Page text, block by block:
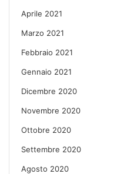
Aprile 2021
Marzo 2021
Febbraio 2021
Gennaio 2021
Dicembre 2020
Novembre 2020
Ottobre 2020
Settembre 2020
Agosto 2020